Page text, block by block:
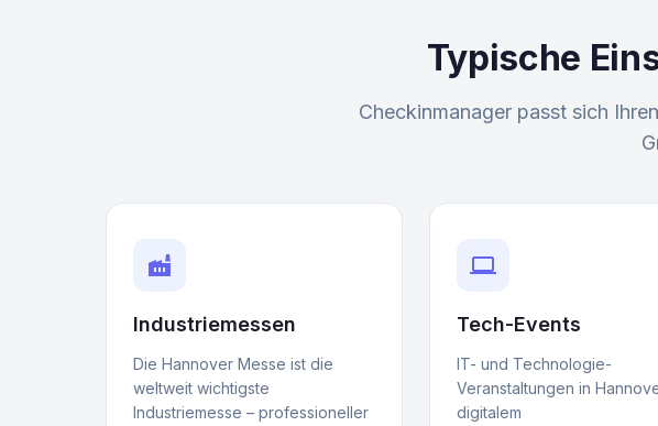
Typische
Checkinmanager passt sich
factory
Industriemessen
Die Hannover Messe ist die
weltweit wichtigste
Industriemesse – professioneller
computer
Tech-Events
IT- und Technologie-
Veranstaltungen in
digitalem